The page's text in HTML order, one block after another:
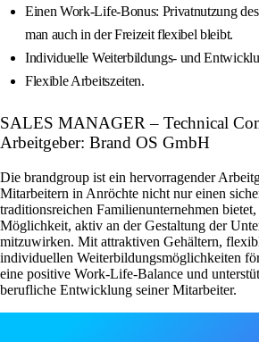
Einen Work‑Life‑Bonus: Privatnutzung
man auch in der Freizeit flexibel bleibt.
Individuelle Weiterbildungs‑ und
Flexible Arbeitszeiten.
SALES MANAGER – Technical
Arbeitgeber: Brand OS GmbH
Die brandgroup ist ein hervorragender
Mitarbeitern in Anröchte nicht nur einen
traditionsreichen Familienunternehmen
Möglichkeit, aktiv an der Gestaltung der
mitzuwirken. Mit attraktiven Gehältern,
individuellen Weiterbildungsmöglichkeiten
eine positive Work-Life-Balance und
berufliche Entwicklung seiner Mitarbeiter.